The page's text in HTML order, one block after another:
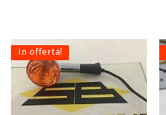
In offerta!